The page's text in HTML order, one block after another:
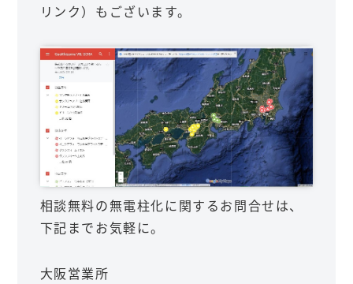
リンク）もございます。
相談無料の無電柱化に関するお問合せは、
下記までお気軽に。
大阪営業所